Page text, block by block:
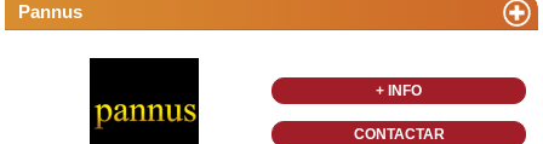
Pannus
+ INFO
CONTACTAR